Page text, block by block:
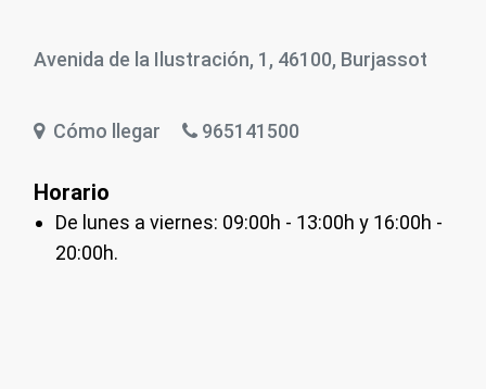
Avenida de la Ilustración, 1, 46100, Burjassot
Cómo llegar 965141500
Horario
De lunes a viernes: 09:00h - 13:00h y 16:00h -
20:00h.